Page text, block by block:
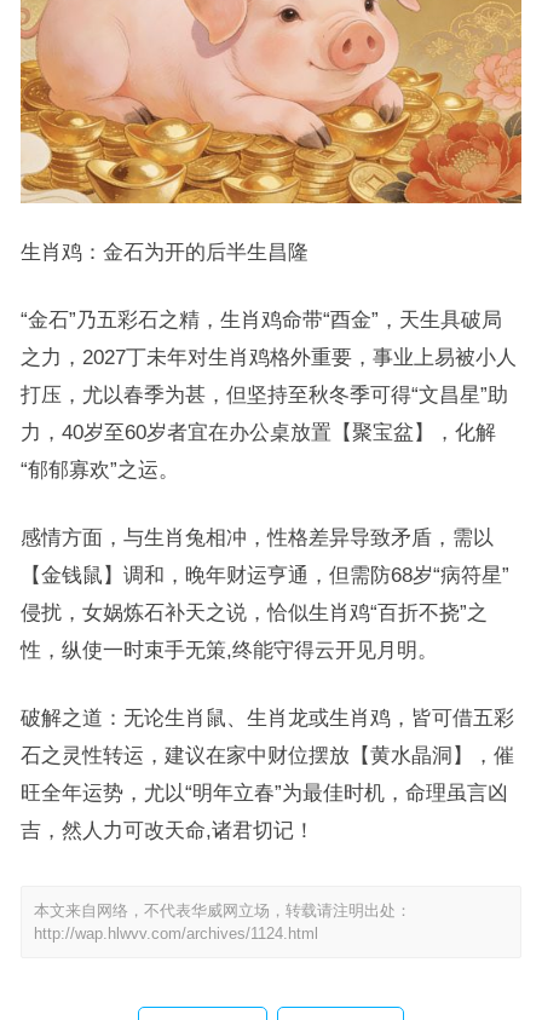
生肖鸡：金石为开的后半生昌隆
“金石”乃五彩石之精，生肖鸡命带“酉金”，天生具破局
之力，2027丁未年对生肖鸡格外重要，事业上易被小人
打压，尤以春季为甚，但坚持至秋冬季可得“文昌星”助
力，40岁至60岁者宜在办公桌放置【聚宝盆】，化解
“郁郁寡欢”之运。
感情方面，与生肖兔相冲，性格差异导致矛盾，需以
【金钱鼠】调和，晚年财运亨通，但需防68岁“病符星”
侵扰，女娲炼石补天之说，恰似生肖鸡“百折不挠”之
性，纵使一时束手无策,终能守得云开见月明。
破解之道：无论生肖鼠、生肖龙或生肖鸡，皆可借五彩
石之灵性转运，建议在家中财位摆放【黄水晶洞】，催
旺全年运势，尤以“明年立春”为最佳时机，命理虽言凶
吉，然人力可改天命,诸君切记！
本文来自网络，不代表华威网立场，转载请注明出处：
http://wap.hlwvv.com/archives/1124.html